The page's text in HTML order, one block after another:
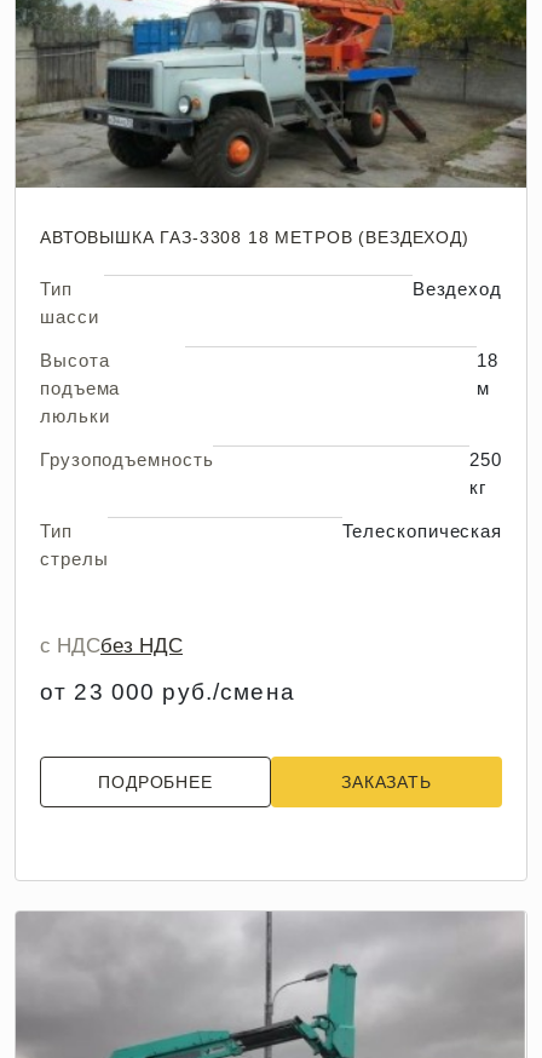
АВТОВЫШКА ГАЗ-3308 18 МЕТРОВ (ВЕЗДЕХОД)
Тип
шасси
Вездеход
Высота
подъема
люльки
18
м
Грузоподъемность
250
кг
Тип
стрелы
Телескопическая
с НДСбез НДС
от 23 000 руб./смена
ПОДРОБНЕЕ ЗАКАЗАТЬ